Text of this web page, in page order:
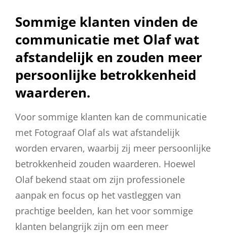
Sommige klanten vinden de
communicatie met Olaf wat
afstandelijk en zouden meer
persoonlijke betrokkenheid
waarderen.
Voor sommige klanten kan de communicatie
met Fotograaf Olaf als wat afstandelijk
worden ervaren, waarbij zij meer persoonlijke
betrokkenheid zouden waarderen. Hoewel
Olaf bekend staat om zijn professionele
aanpak en focus op het vastleggen van
prachtige beelden, kan het voor sommige
klanten belangrijk zijn om een meer